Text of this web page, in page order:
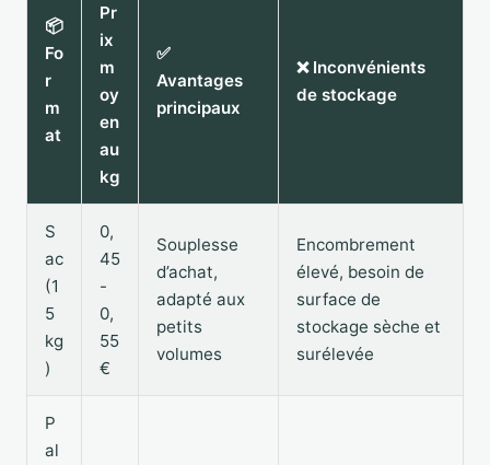
📦
Fo
r
m
at
Pr
ix
m
oy
en
au
kg
✅
Avantages
principaux
❌ Inconvénients
de stockage
S
ac
(1
5
kg
)
0,
45
-
0,
55
€
Souplesse
d’achat,
adapté aux
petits
volumes
Encombrement
élevé, besoin de
surface de
stockage sèche et
surélevée
P
al